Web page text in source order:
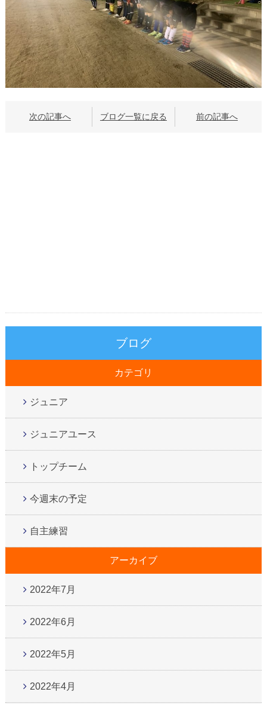
次の記事へ ブログ一覧に戻る 前の記事へ
ブログ
カテゴリ
ジュニア
ジュニアユース
トップチーム
今週末の予定
自主練習
アーカイブ
2022年7月
2022年6月
2022年5月
2022年4月